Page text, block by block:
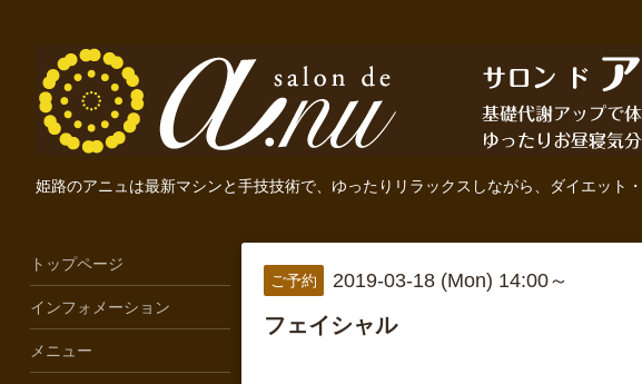
姫路のアニュは最新マシンと手技技術で、ゆったりリラックスしながら、ダイエット
ご予約 2019-03-18 (Mon) 14:00～
フェイシャル
トップページ
インフォメーション
メニュー